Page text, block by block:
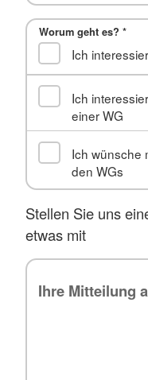
Worum geht es? *
Ich
Ich
einer WG
Ich wünsche
den WGs
Stellen Sie uns
etwas mit